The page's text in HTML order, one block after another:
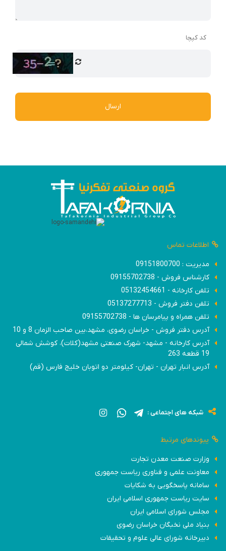
کد کپچا
ارسال
اطلاعات تماس
مدیریت : 09151800700
کارشناس فروش - 09155702738
تلفن کارخانه - 05132454661
تلفن دفتر فروش - 05137277713
تلفن همراه و پیامرسان ها - 09155702738
آدرس دفتر فروش - خراسان رضوی، مشهد،بین صاحب الزمان 8 و 10
آدرس کارخانه - مشهد- شهرک صنعتی مشهد(کلات)، کوشش شمالی
19 قطعه 263
آدرس انبار تهران - تهران- کیلومتر دو اتوبان خلیج فارس (قم)
شبکه های اجتماعی :
پیوندهای مرتبط
وزارت صنعت معدن تجارت
معاونت علمی و فناوری ریاست جمهوری
سامانه پاسخگویی به شکایات
سایت ریاست جمهوری اسلامی ایران
مجلس شورای اسلامی ایران
بنیاد ملی نخبگان خراسان رضوی
دبیرخانه شورای عالی علوم و تحقیقات